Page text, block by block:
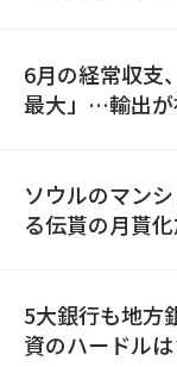
6月の経常収支
最大」…輸出が
ソウルのマン
る伝貰の月貰
5大銀行も地方
資のハードル